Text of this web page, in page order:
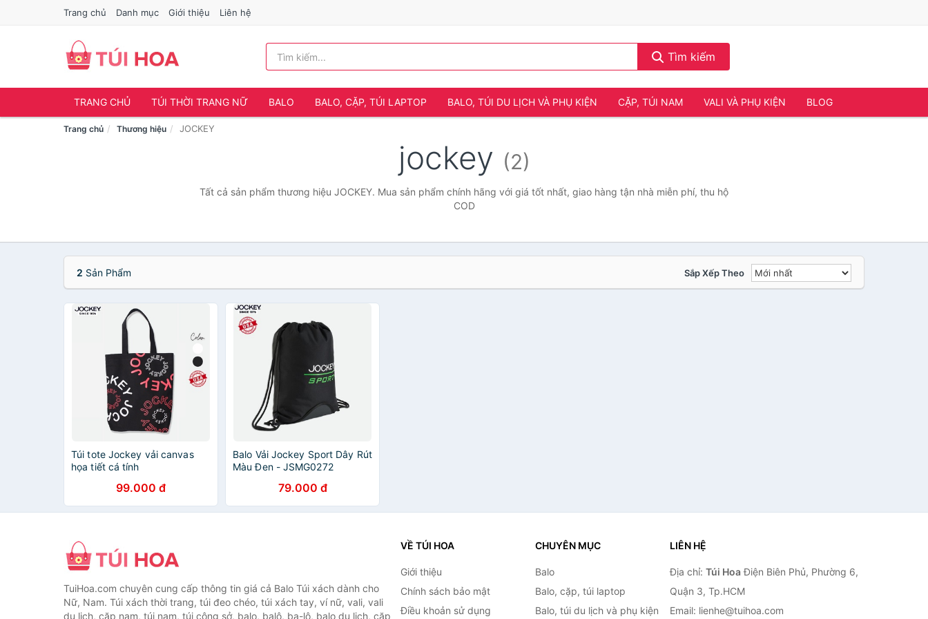
Trang chủ Danh mục Giới thiệu Liên hệ
Tìm kiếm
TRANG CHỦ TÚI THỜI TRANG NỮ BALO BALO, CẶP, TÚI LAPTOP BALO, TÚI DU LỊCH VÀ PHỤ KIỆN CẶP, TÚI NAM VALI VÀ PHỤ KIỆN BLOG
Trang chủ Thương hiệu JOCKEY
jockey (2)
Tất cả sản phẩm thương hiệu JOCKEY. Mua sản phẩm chính hãng với giá tốt nhất, giao hàng tận nhà miễn phí, thu hộ
COD
2 Sản Phẩm Sắp Xếp Theo
Túi tote Jockey vải canvas
họa tiết cá tính
99.000 đ
Balo Vải Jockey Sport Dây Rút
Màu Đen - JSMG0272
79.000 đ
TuiHoa.com chuyên cung cấp thông tin giá cả Balo Túi xách dành cho
Nữ, Nam. Túi xách thời trang, túi đeo chéo, túi xách tay, ví nữ, vali, vali
du lịch, cặp nam, túi nam, túi công sở, balo, balô, ba-lô, balo du lịch, cặp
VỀ TÚI HOA
Giới thiệu
Chính sách bảo mật
Điều khoản sử dụng
CHUYÊN MỤC
Balo
Balo, cặp, túi laptop
Balo, túi du lịch và phụ kiện
LIÊN HỆ
Địa chỉ: Túi HoaĐiện Biên Phủ, Phường 6,
Quận 3, Tp.HCM
Email: lienhe@tuihoa.com